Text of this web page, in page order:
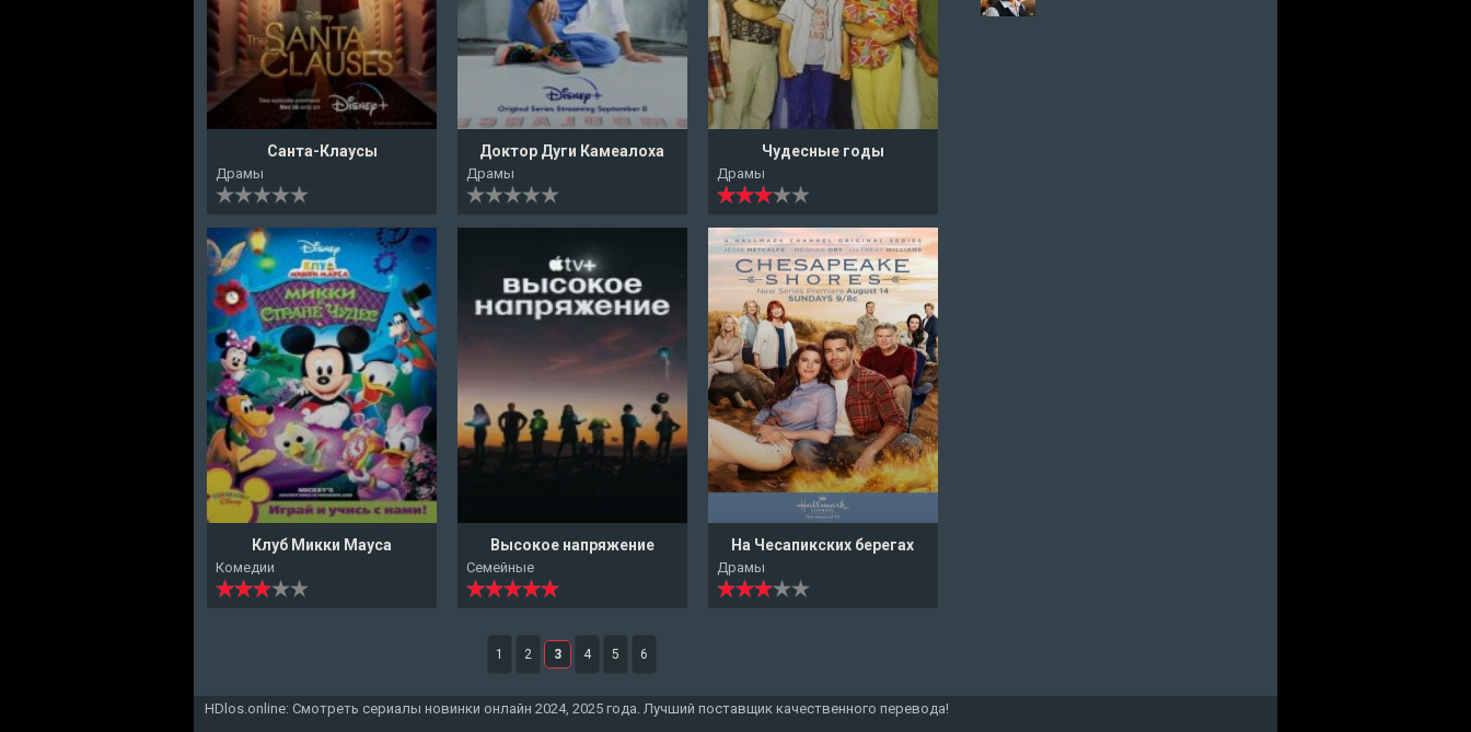
Санта-Клаусы
Драмы
Доктор Дуги Камеалоха
Драмы
Чудесные годы
Драмы
Клуб Микки Мауса
Комедии
Высокое напряжение
Семейные
На Чесапикских берегах
Драмы
1 2 3 4 5 6
HDlos.online: Смотреть сериалы новинки онлайн 2024, 2025 года. Лучший поставщик качественного перевода!